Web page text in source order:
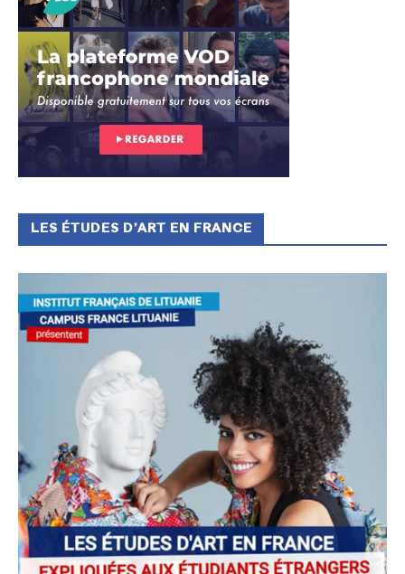
LES ÉTUDES D’ART EN FRANCE